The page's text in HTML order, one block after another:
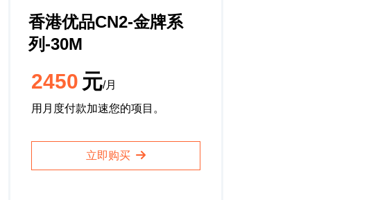
香港优品CN2-金牌系
列-30M
2450 元/月
用月度付款加速您的项目。
立即购买